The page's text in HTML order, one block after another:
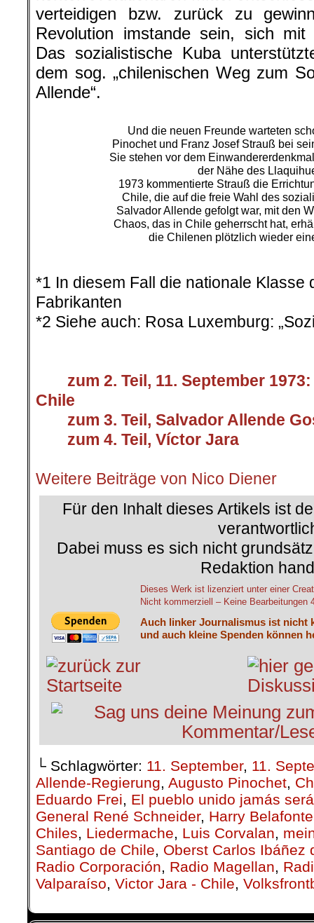
verteidigen bzw. zurück zu
Revolution imstande sein, sich
Das sozialistische Kuba
dem sog. „chilenischen Weg zum
Allende“.
Und die neuen Freunde warteten
Pinochet und Franz Josef Strauß bei
Sie stehen vor dem
der Nähe des
1973 kommentierte Strauß die
Chile, die auf die freie Wahl des
Salvador Allende gefolgt war, mit den
Chaos, das in Chile geherrscht hat,
die Chilenen plötzlich wieder
*1 In diesem Fall die nationale
Fabrikanten
*2 Siehe auch: Rosa Luxemburg:
zum 2. Teil, 11. September
Chile
zum 3. Teil, Salvador Allende
zum 4. Teil, Víctor Jara
Weitere Beiträge von Nico Diener
Für den Inhalt dieses Artikels ist
Dabei muss es sich nicht
Redaktion
Dieses Werk ist lizenziert unter einer
Nicht kommerziell – Keine Bearbeitungen
Auch linker Journalismus ist nicht
und auch kleine Spenden können
└ Schlagwörter: 11. September, 11.
Allende-Regierung Augusto Pinochet
Eduardo Frei
El pueblo unido jamás
General René Schneider, Harry Belafonte
Chiles
Lieder­mache Luis Corvalan
Santiago de Chile
Oberst Carlos Ibáñez
Radio Corporación
Radio Magellan
Valparaíso Victor Jara - Chile